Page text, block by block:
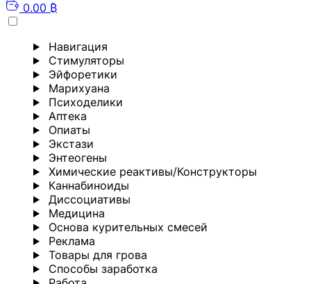
0.00 ₿
Навигация
Стимуляторы
Эйфоретики
Марихуана
Психоделики
Аптека
Опиаты
Экстази
Энтеогены
Химические реактивы/Конструкторы
Каннабиноиды
Диссоциативы
Медицина
Основа курительных смесей
Реклама
Товары для грова
Способы заработка